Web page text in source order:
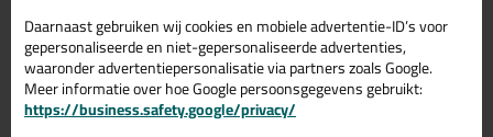
Daarnaast gebruiken wij cookies en mobiele advertentie-ID’s voor
gepersonaliseerde en niet-gepersonaliseerde advertenties,
waaronder advertentiepersonalisatie via partners zoals Google.
Meer informatie over hoe Google persoonsgegevens gebruikt:
https://business.safety.google/privacy/